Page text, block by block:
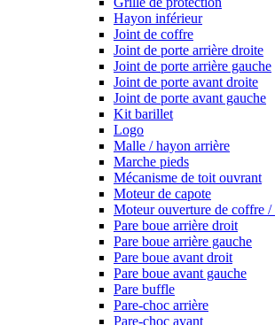
Hayon inférieur
Joint de coffre
Joint de porte arrière droite
Joint de porte arrière gauche
Joint de porte avant droite
Joint de porte avant gauche
Kit barillet
Logo
Malle / hayon arrière
Marche pieds
Mécanisme de toit ouvrant
Moteur de capote
Moteur ouverture de coffre /
Pare boue arrière droit
Pare boue arrière gauche
Pare boue avant droit
Pare boue avant gauche
Pare buffle
Pare-choc arrière
Pare-choc avant